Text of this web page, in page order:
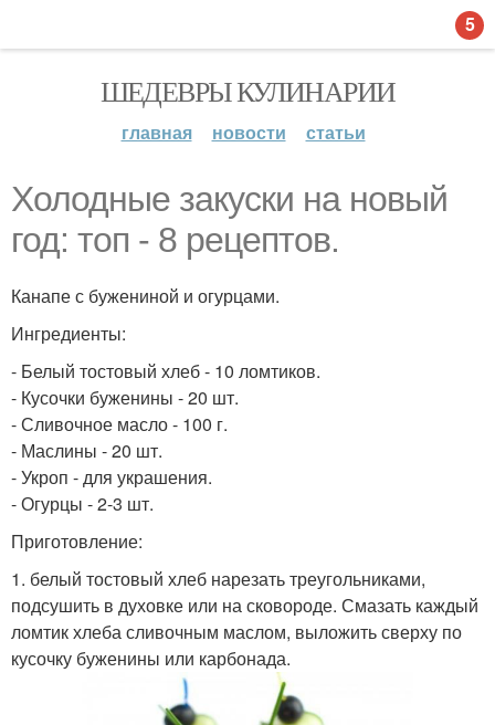
ШЕДЕВРЫ КУЛИНАРИИ
главная новости статьи
Холодные закуски на новый
год: топ - 8 рецептов.
Канапе с бужениной и огурцами.
Ингредиенты:
- Белый тостовый хлеб - 10 ломтиков.
- Кусочки буженины - 20 шт.
- Сливочное масло - 100 г.
- Маслины - 20 шт.
- Укроп - для украшения.
- Огурцы - 2-3 шт.
Приготовление:
1. белый тостовый хлеб нарезать треугольниками,
подсушить в духовке или на сковороде. Смазать каждый
ломтик хлеба сливочным маслом, выложить сверху по
кусочку буженины или карбонада.
5